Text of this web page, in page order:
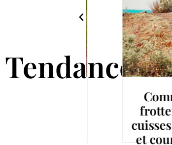
Tendance
cuisses
et courir